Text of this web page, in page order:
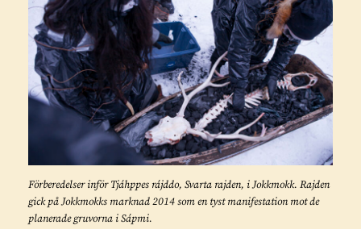
Förberedelser inför Tjáhppes rájddo, Svarta rajden, i Jokkmokk. Rajden
gick på Jokkmokks marknad 2014 som en tyst manifestation mot de
planerade gruvorna i Sápmi.